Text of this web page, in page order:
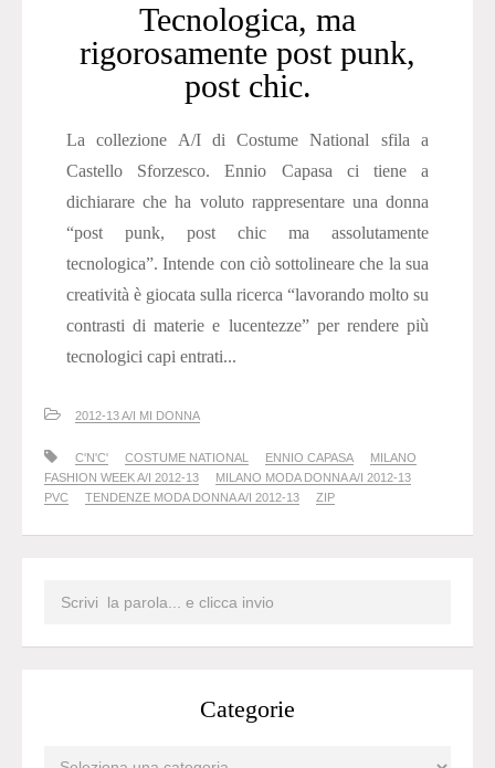
Tecnologica, ma
rigorosamente post punk,
post chic.
La collezione A/I di Costume National sfila a
Castello Sforzesco. Ennio Capasa ci tiene a
dichiarare che ha voluto rappresentare una donna
“post punk, post chic ma assolutamente
tecnologica”. Intende con ciò sottolineare che la sua
creatività è giocata sulla ricerca “lavorando molto su
contrasti di materie e lucentezze” per rendere più
tecnologici capi entrati...
2012-13 A/I MI DONNA
C'N'C' COSTUME NATIONAL ENNIO CAPASA
MILANO
FASHION WEEK A/I 2012-13
MILANO MODA DONNA A/I 2012-13
PVC
TENDENZE MODA DONNA A/I 2012-13 ZIP
Categorie